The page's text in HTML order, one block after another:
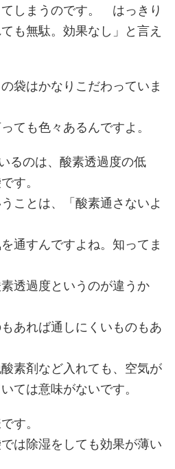
しまうのです。 はっきり
も無駄。効果なし」と言え
袋はかなりこだわっていま
ても色々あるんですよ。
るのは、酸素透過度の低
す。
ことは、「酸素通さないよ
通すんですよね。知ってま
透過度というのが違うか
あれば通しにくいものもあ
素剤など入れても、空気が
ては意味がないです。
す。
は除湿をしても効果が薄い